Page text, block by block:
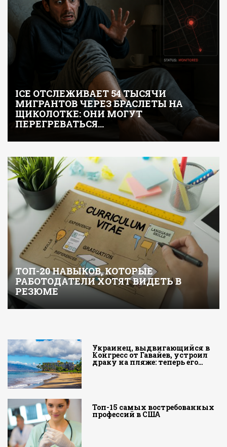
ICE ОТСЛЕЖИВАЕТ 54 ТЫСЯЧИ
МИГРАНТОВ ЧЕРЕЗ БРАСЛЕТЫ НА
ЩИКОЛОТКЕ: ОНИ МОГУТ
ПЕРЕГРЕВАТЬСЯ…
ТОП-20 НАВЫКОВ, КОТОРЫЕ
РАБОТОДАТЕЛИ ХОТЯТ ВИДЕТЬ В
РЕЗЮМЕ
Украинец, выдвигающийся в
Конгресс от Гавайев, устроил
драку на пляже: теперь его…
Топ-15 самых востребованных
профессий в США